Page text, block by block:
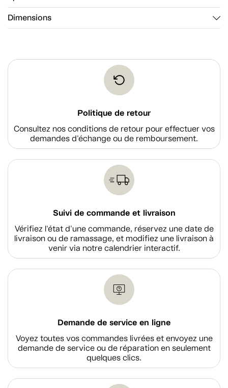
Dimensions
Politique de retour
Consultez nos conditions de retour pour effectuer vos
demandes d'échange ou de remboursement.
Suivi de commande et livraison
Vérifiez l'état d'une commande, réservez une date de
livraison ou de ramassage, et modifiez une livraison à
venir via notre calendrier interactif.
Demande de service en ligne
Voyez toutes vos commandes livrées et envoyez une
demande de service ou de réparation en seulement
quelques clics.